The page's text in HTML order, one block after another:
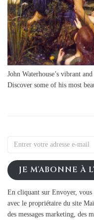
John Waterhouse’s vibrant
Discover some of his most
JE M'ABONNE À
En cliquant sur Envoyer, vous
avec le propriétaire du site
des messages marketing, des